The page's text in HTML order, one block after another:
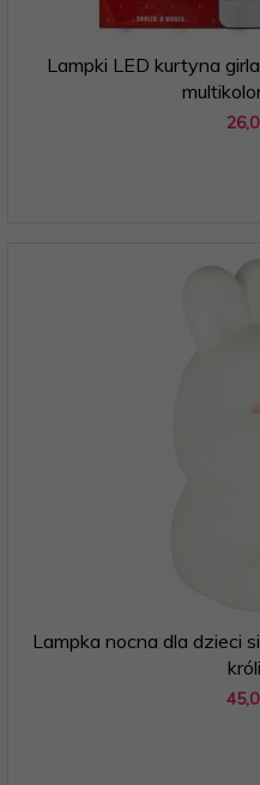
Lampki LED kurtyna
26,
Lampka nocna dla dzieci
45,